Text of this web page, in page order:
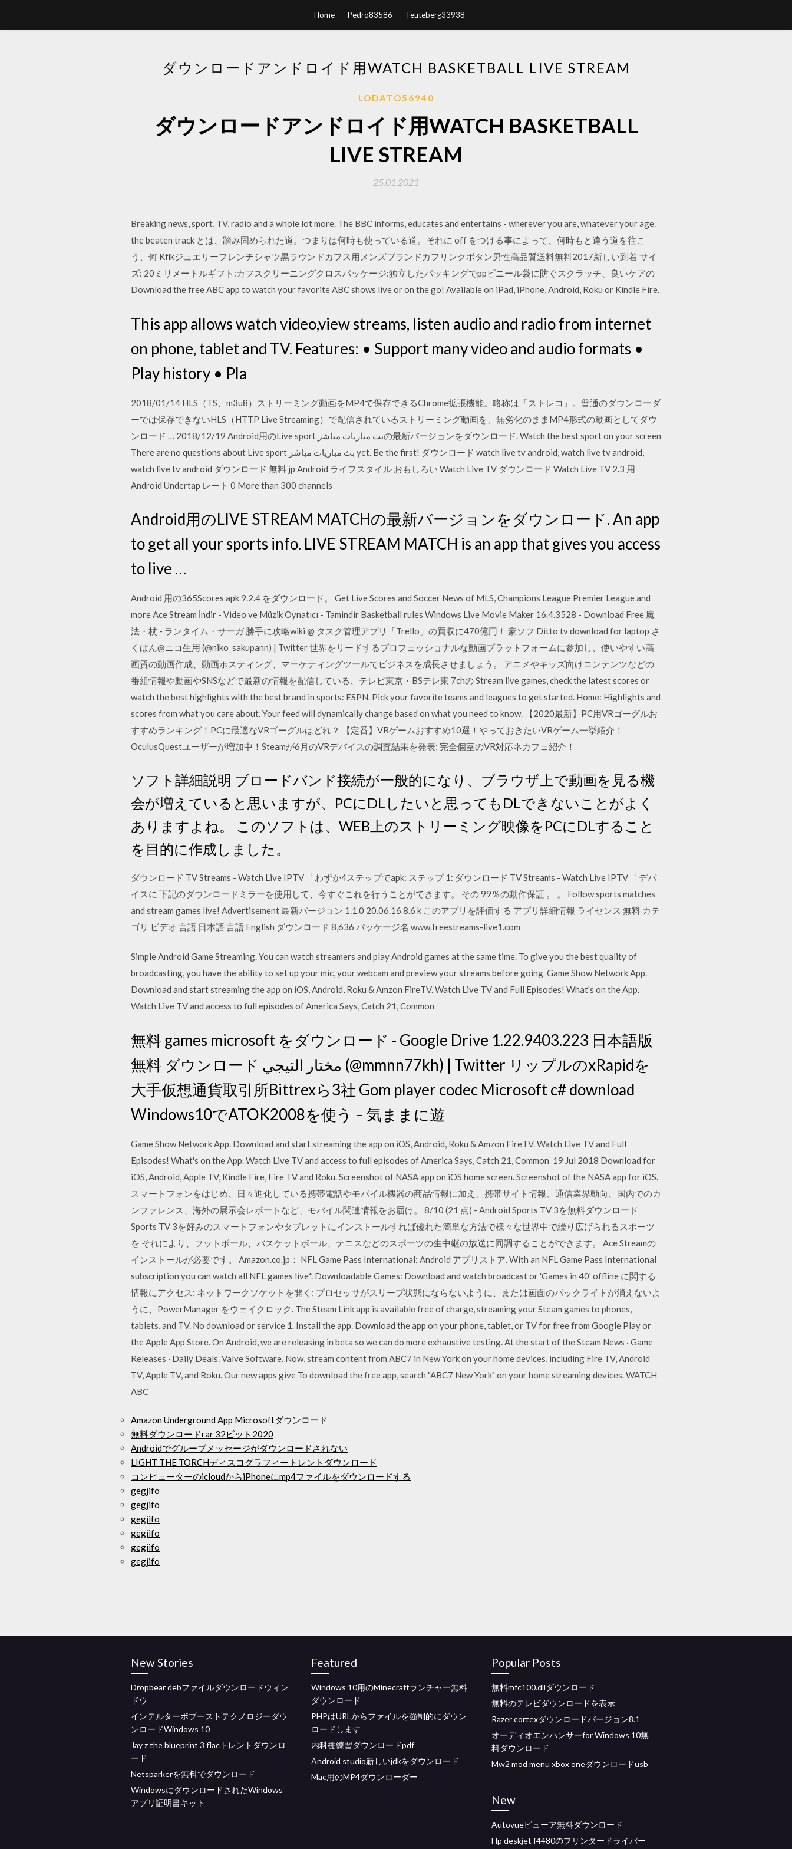
Home Pedro83586 Teuteberg33938
ダウンロードアンドロイド用WATCH BASKETBALL LIVE STREAM
LODATO56940
ダウンロードアンドロイド用WATCH BASKETBALL
LIVE STREAM
25.01.2021
Breaking news, sport, TV, radio and a whole lot more. The BBC informs, educates and entertains - wherever you are, whatever your age.
the beaten track とは、踏み固められた道。つまりは何時も使っている道。それに off をつける事によって、何時もと違う道を往こ
う、何 Kflkジュエリーフレンチシャツ黒ラウンドカフス用メンズブランドカフリンクボタン男性高品質送料無料2017新しい到着 サイ
ズ: 20ミリメートルギフト:カフスクリーニングクロスパッケージ:独立したパッキングでppビニール袋に防ぐスクラッチ、良いケアの
Download the free ABC app to watch your favorite ABC shows live or on the go! Available on iPad, iPhone, Android, Roku or Kindle Fire.
This app allows watch video,view streams, listen audio and radio from internet
on phone, tablet and TV. Features: • Support many video and audio formats •
Play history • Pla
2018/01/14 HLS（TS、m3u8）ストリーミング動画をMP4で保存できるChrome拡張機能。略称は「ストレコ」。普通のダウンローダ
ーでは保存できないHLS（HTTP Live Streaming）で配信されているストリーミング動画を、無劣化のままMP4形式の動画としてダウ
ンロード … 2018/12/19 Android用のLive sport بث مباريات مباشرの最新バージョンをダウンロード. Watch the best sport on your screen
There are no questions about Live sport بث مباريات مباشر yet. Be the first! ダウンロード watch live tv android, watch live tv android,
watch live tv android ダウンロード 無料 jp Android ライフスタイル おもしろい Watch Live TV ダウンロード Watch Live TV 2.3 用
Android Undertap レート 0 More than 300 channels
Android用のLIVE STREAM MATCHの最新バージョンをダウンロード. An app
to get all your sports info. LIVE STREAM MATCH is an app that gives you access
to live …
Android 用の365Scores apk 9.2.4 をダウンロード。 Get Live Scores and Soccer News of MLS, Champions League Premier League and
more Ace Stream İndir - Video ve Müzik Oynatıcı - Tamindir Basketball rules Windows Live Movie Maker 16.4.3528 - Download Free 魔
法・杖 - ランタイム・サーガ 勝手に攻略wiki @ タスク管理アプリ「Trello」の買収に470億円！ 豪ソフ Ditto tv download for laptop さ
くぱん@ニコ生用 (@niko_sakupann) | Twitter 世界をリードするプロフェッショナルな動画プラットフォームに参加し、使いやすい高
画質の動画作成、動画ホスティング、マーケティングツールでビジネスを成長させましょう。 アニメやキッズ向けコンテンツなどの
番組情報や動画やSNSなどで最新の情報を配信している、テレビ東京・BSテレ東 7chの Stream live games, check the latest scores or
watch the best highlights with the best brand in sports: ESPN. Pick your favorite teams and leagues to get started. Home: Highlights and
scores from what you care about. Your feed will dynamically change based on what you need to know. 【2020最新】PC用VRゴーグルお
すすめランキング！PCに最適なVRゴーグルはどれ？ 【定番】VRゲームおすすめ10選！やっておきたいVRゲーム一挙紹介！
OculusQuestユーザーが増加中！Steamが6月のVRデバイスの調査結果を発表; 完全個室のVR対応ネカフェ紹介！
ソフト詳細説明 ブロードバンド接続が一般的になり、ブラウザ上で動画を見る機
会が増えていると思いますが、PCにDLしたいと思ってもDLできないことがよく
ありますよね。 このソフトは、WEB上のストリーミング映像をPCにDLすること
を目的に作成しました。
ダウンロード TV Streams - Watch Live IPTV゜ わずか4ステップでapk: ステップ 1: ダウンロード TV Streams - Watch Live IPTV゜ デバ
イスに 下記のダウンロードミラーを使用して、今すぐこれを行うことができます。 その 99％の動作保証 。 。 Follow sports matches
and stream games live! Advertisement 最新バージョン 1.1.0 20.06.16 8.6 k このアプリを評価する アプリ詳細情報 ライセンス 無料 カテ
ゴリ ビデオ 言語 日本語 言語 English ダウンロード 8,636 パッケージ名 www.freestreams-live1.com
Simple Android Game Streaming. You can watch streamers and play Android games at the same time. To give you the best quality of
broadcasting, you have the ability to set up your mic, your webcam and preview your streams before going Game Show Network App.
Download and start streaming the app on iOS, Android, Roku & Amzon FireTV. Watch Live TV and Full Episodes! What's on the App.
Watch Live TV and access to full episodes of America Says, Catch 21, Common
無料 games microsoft をダウンロード - Google Drive 1.22.9403.223 日本語版
無料 ダウンロード مختار التيجي (@mmnn77kh) | Twitter リップルのxRapidを
大手仮想通貨取引所Bittrexら3社 Gom player codec Microsoft c# download
Windows10でATOK2008を使う – 気ままに遊
Game Show Network App. Download and start streaming the app on iOS, Android, Roku & Amzon FireTV. Watch Live TV and Full
Episodes! What's on the App. Watch Live TV and access to full episodes of America Says, Catch 21, Common 19 Jul 2018 Download for
iOS, Android, Apple TV, Kindle Fire, Fire TV and Roku. Screenshot of NASA app on iOS home screen. Screenshot of the NASA app for iOS.
スマートフォンをはじめ、日々進化している携帯電話やモバイル機器の商品情報に加え、携帯サイト情報、通信業界動向、国内でのカ
ンファレンス、海外の展示会レポートなど、モバイル関連情報をお届け。 8/10 (21 点) - Android Sports TV 3を無料ダウンロード
Sports TV 3を好みのスマートフォンやタブレットにインストールすれば優れた簡単な方法で様々な世界中で繰り広げられるスポーツ
を それにより、フットボール、バスケットボール、テニスなどのスポーツの生中継の放送に同調することができます。 Ace Streamの
インストールが必要です。 Amazon.co.jp： NFL Game Pass International: Android アプリストア. With an NFL Game Pass International
subscription you can watch all NFL games live*. Downloadable Games: Download and watch broadcast or 'Games in 40' offline に関する
情報にアクセス; ネットワークソケットを開く; プロセッサがスリープ状態にならないように、または画面のバックライトが消えないよ
うに、PowerManager をウェイクロック. The Steam Link app is available free of charge, streaming your Steam games to phones,
tablets, and TV. No download or service 1. Install the app. Download the app on your phone, tablet, or TV for free from Google Play or
the Apple App Store. On Android, we are releasing in beta so we can do more exhaustive testing. At the start of the Steam News · Game
Releases · Daily Deals. Valve Software. Now, stream content from ABC7 in New York on your home devices, including Fire TV, Android
TV, Apple TV, and Roku. Our new apps give To download the free app, search "ABC7 New York" on your home streaming devices. WATCH
ABC
Amazon Underground App Microsoftダウンロード
無料ダウンロードrar 32ビット2020
Androidでグループメッセージがダウンロードされない
LIGHT THE TORCHディスコグラフィートレントダウンロード
コンピューターのicloudからiPhoneにmp4ファイルをダウンロードする
gegjifo
gegjifo
gegjifo
gegjifo
gegjifo
gegjifo
New Stories
Dropbear debファイルダウンロードウィン
ドウ
インテルターボブーストテクノロジーダウ
ンロードWindows 10
Jay z the blueprint 3 flacトレントダウンロ
ード
Netsparkerを無料でダウンロード
WindowsにダウンロードされたWindows
アプリ証明書キット
Featured
Windows 10用のMinecraftランチャー無料
ダウンロード
PHPはURLからファイルを強制的にダウン
ロードします
内科棚練習ダウンロードpdf
Android studio新しいjdkをダウンロード
Mac用のMP4ダウンローダー
Popular Posts
無料mfc100.dllダウンロード
無料のテレビダウンロードを表示
Razer cortexダウンロードバージョン8.1
オーディオエンハンサーfor Windows 10無
料ダウンロード
Mw2 mod menu xbox oneダウンロードusb
New
Autovueビューア無料ダウンロード
Hp deskjet f4480のプリンタードライバー